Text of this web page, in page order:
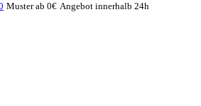
Muster ab 0€ Angebot innerhalb 24h